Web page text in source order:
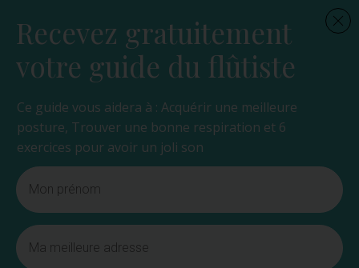
Recevez gratuitement
votre guide du flûtiste
Ce guide vous aidera à : Acquérir une meilleure
posture, Trouver une bonne respiration et 6
exercices pour avoir un joli son